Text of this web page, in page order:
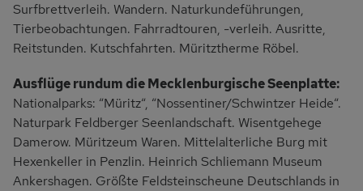
Surfbrettverleih. Wandern. Naturkundeführungen,
Tierbeobachtungen. Fahrradtouren, -verleih. Ausritte,
Reitstunden. Kutschfahrten. Müritztherme Röbel.
Ausflüge rundum die Mecklenburgische Seenplatte:
Nationalparks: “Müritz“, “Nossentiner/Schwintzer Heide“.
Naturpark Feldberger Seenlandschaft. Wisentgehege
Damerow. Müritzeum Waren. Mittelalterliche Burg mit
Hexenkeller in Penzlin. Heinrich Schliemann Museum
Ankershagen. Größte Feldsteinscheune Deutschlands in